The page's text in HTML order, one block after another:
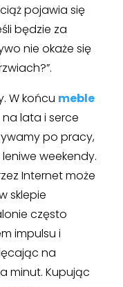
pojawia się
będzie za
nie okaże się
W końcu meble
lata i serce
po pracy,
weekendy.
Internet może
sklepie
często
impulsu i
na
minut. Kupując